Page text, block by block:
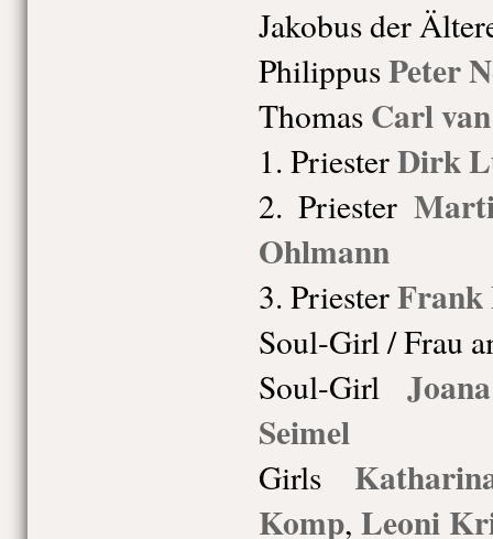
Jakobus der
PhilippusPeter
Thomas Carl
1. PriesterDirk
2. Priester
Ohlmann
3. PriesterFrank
Soul-Girl / Frau
Soul-Girl
Seimel
Girls
Komp, Leoni